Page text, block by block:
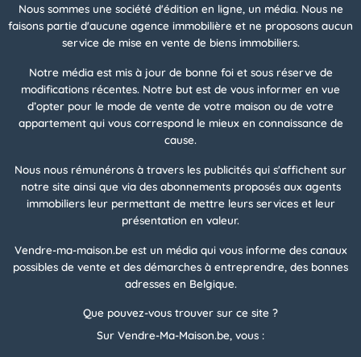
Nous sommes une société d'édition en ligne, un média. Nous ne
faisons partie d'aucune agence immobilière et ne proposons aucun
service de mise en vente de biens immobiliers.
Notre média est mis à jour de bonne foi et sous réserve de
modifications récentes. Notre but est de vous informer en vue
d’opter pour le mode de vente de votre maison ou de votre
appartement qui vous correspond le mieux en connaissance de
cause.
Nous nous rémunérons à travers les publicités qui s'affichent sur
notre site ainsi que via des abonnements proposés aux agents
immobiliers leur permettant de mettre leurs services et leur
présentation en valeur.
Vendre-ma-maison.be est un média qui vous informe des canaux
possibles de vente et des démarches à entreprendre, des bonnes
adresses en Belgique.
Que pouvez-vous trouver sur ce site ?
Sur Vendre-Ma-Maison.be, vous :